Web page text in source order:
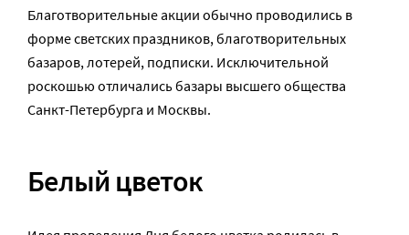
Благотворительные акции обычно проводились в
форме светских праздников, благотворительных
базаров, лотерей, подписки. Исключительной
роскошью отличались базары высшего общества
Санкт-Петербурга и Москвы.
Белый цветок